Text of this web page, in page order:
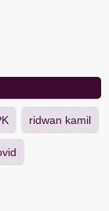
ridwan kamil